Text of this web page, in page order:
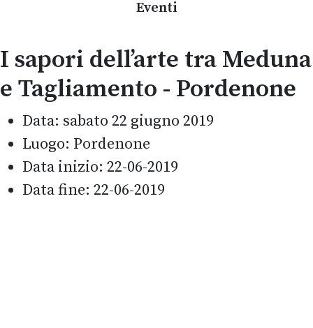
Eventi
I sapori dell’arte tra Meduna
e Tagliamento - Pordenone
Data: sabato 22 giugno 2019
Luogo: Pordenone
Data inizio: 22-06-2019
Data fine: 22-06-2019